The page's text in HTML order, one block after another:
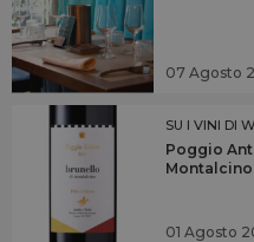
07 Agosto
SU I VINI DI
Poggio
01 Agosto